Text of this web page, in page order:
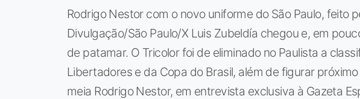
Rodrigo Nestor com o novo uniforme do São Paulo, feito
Divulgação/São Paulo/X Luis Zubeldía chegou e, em
de patamar. O Tricolor foi de eliminado no Paulista a
Libertadores e da Copa do Brasil, além de figurar
meia Rodrigo Nestor, em entrevista exclusiva à Gazeta